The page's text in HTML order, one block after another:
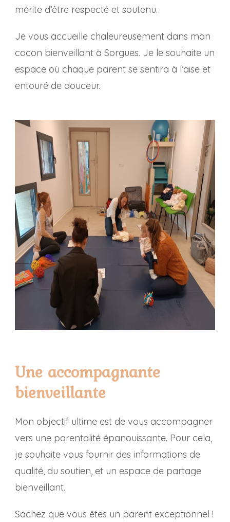
mérite d’être respecté et soutenu.
Je vous accueille chaleureusement dans mon
cocon bienveillant à Sorgues. Je le souhaite un
espace où chaque parent se sentira à l’aise et
entouré de douceur.
Une accompagnante
bienveillante
Mon objectif ultime est de vous accompagner
vers une parentalité épanouissante. Pour cela,
je souhaite vous fournir des informations de
qualité, du soutien, et un espace de partage
bienveillant.
Sachez que vous êtes un parent exceptionnel !